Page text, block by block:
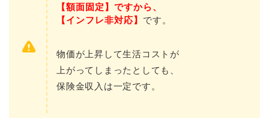
【額面固定】ですから、
【インフレ非対応】 です。
物価が上昇して生活コストが
上がってしまったとしても、
保険金収入は一定です。